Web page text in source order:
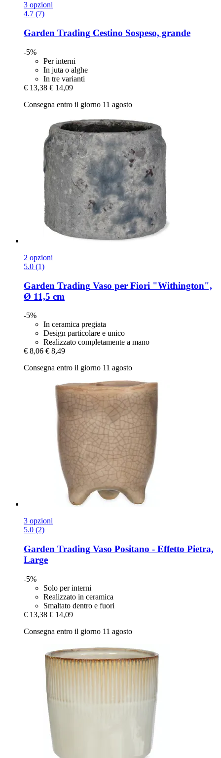
3 opzioni
4.7 (7)
Garden Trading Cestino Sospeso, grande
-5%
Per interni
In juta o alghe
In tre varianti
€ 13,38 € 14,09
Consegna entro il giorno 11 agosto
2 opzioni
5.0 (1)
Garden Trading Vaso per Fiori "Withington",
Ø 11,5 cm
-5%
In ceramica pregiata
Design particolare e unico
Realizzato completamente a mano
€ 8,06 € 8,49
Consegna entro il giorno 11 agosto
3 opzioni
5.0 (2)
Garden Trading Vaso Positano -​ Effetto Pietra,
Large
-5%
Solo per interni
Realizzato in ceramica
Smaltato dentro e fuori
€ 13,38 € 14,09
Consegna entro il giorno 11 agosto